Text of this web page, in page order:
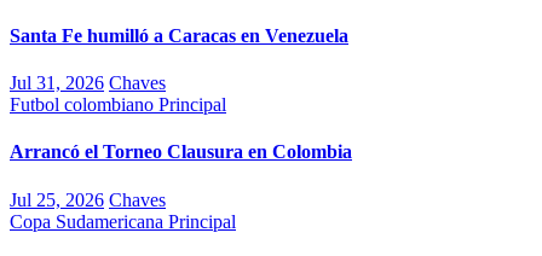
Santa Fe humilló a Caracas en Venezuela
Jul 31, 2026 Chaves
Futbol colombiano Principal
Arrancó el Torneo Clausura en Colombia
Jul 25, 2026 Chaves
Copa Sudamericana Principal